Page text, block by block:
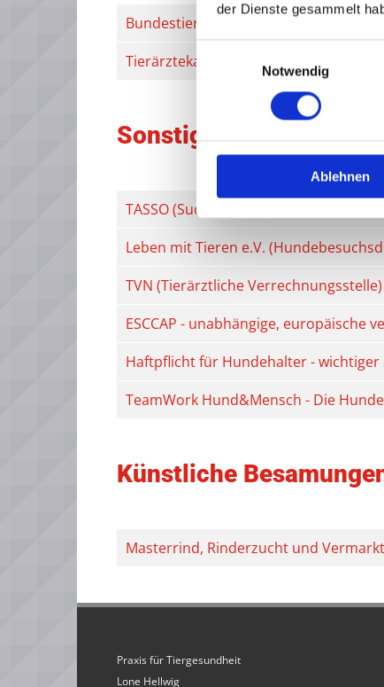
der Dienste gesammelt
Notwendig
Ablehnen
Bundestierärztekammer
Tierärztekammer Niedersachsen
Sonstige Links
TASSO (Suche und Rückermittlung
Leben mit Tieren e.V.
TVN (Tierärztliche Verrechnungsstelle)
ESCCAP - unabhängige,
Haftpflicht für Hundehalter -
TeamWork Hund&Mensch - Die
Künstliche
Masterrind, Rinderzucht und
Praxis für Tiergesundheit
Lone Hellwig